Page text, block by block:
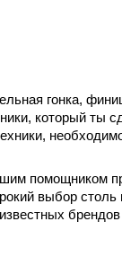
гонка,
который ты
помощником
выбор столь